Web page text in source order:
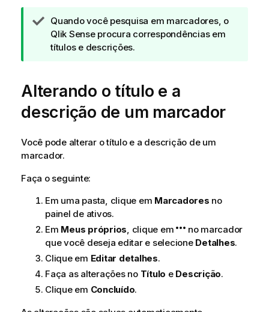
N
o
t
e
d
i
a
Quando você pesquisa em marcadores, o
Qlik Senseprocura correspondências em
títulos e descrições.
Alterando o título e a
descrição de um marcador
Você pode alterar o título e a descrição de um
marcador.
Faça o seguinte:
Em uma pasta, clique em Marcadores no
painel de ativos.
Em Meus próprios, clique em
no marcador
que você deseja editar e selecione Detalhes.
Clique em Editar detalhes.
Faça as alterações no Título e Descrição.
Clique em Concluído.